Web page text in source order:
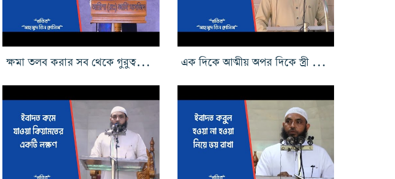
ক্ষমা তলব করার সব থেকে গুরুত্বপূর্ণ সময়